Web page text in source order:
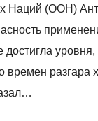
Наций (ООН)
времен разгара